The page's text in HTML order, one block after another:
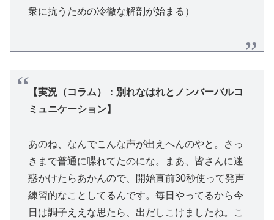
衆に抗うための冷徹な解剖が始まる）
【実況（コラム）：別れなはれとノンバーバルコ
ミュニケーション】
あのね、なんでこんな声が出えへんのやと。さっ
きまで普通に喋れてたのにな。まあ、皆さんに迷
惑かけたらあかんので、開始直前30秒使って発声
練習的なことしてるんです。毎日やってるから今
日は調子ええな思たら、出だしこけましたね。こ